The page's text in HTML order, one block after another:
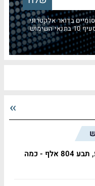
בדואר אלקטרוני
פוטר אחרי 29 שנה בלי שימוע, תבע 804 אלף - כמה